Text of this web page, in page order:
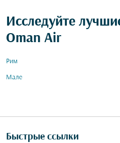
Исследуйте
Oman Air
Рим
Мале
Быстрые ссылки